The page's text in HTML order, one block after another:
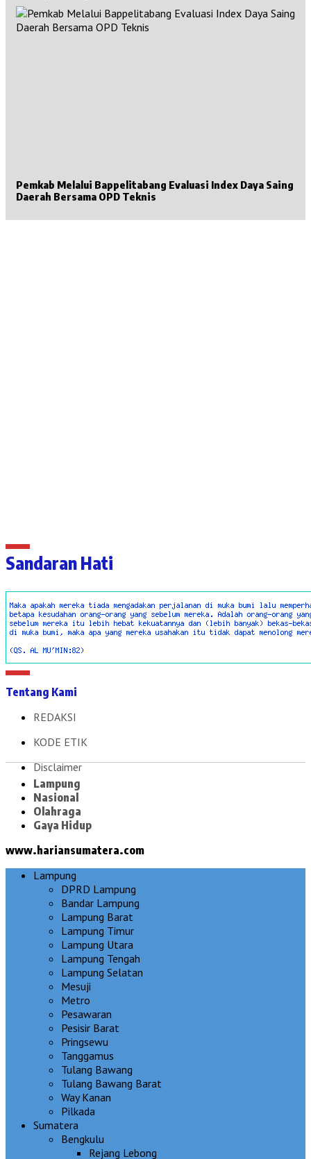
Pemkab Melalui Bappelitabang Evaluasi Index Daya Saing
Daerah Bersama OPD Teknis
Sandaran Hati
Tentang Kami
REDAKSI
KODE ETIK
Disclaimer
Lampung
Nasional
Olahraga
Gaya Hidup
www.hariansumatera.com
Lampung
DPRD Lampung
Bandar Lampung
Lampung Barat
Lampung Timur
Lampung Utara
Lampung Tengah
Lampung Selatan
Mesuji
Metro
Pesawaran
Pesisir Barat
Pringsewu
Tanggamus
Tulang Bawang
Tulang Bawang Barat
Way Kanan
Pilkada
Sumatera
Bengkulu
Rejang Lebong